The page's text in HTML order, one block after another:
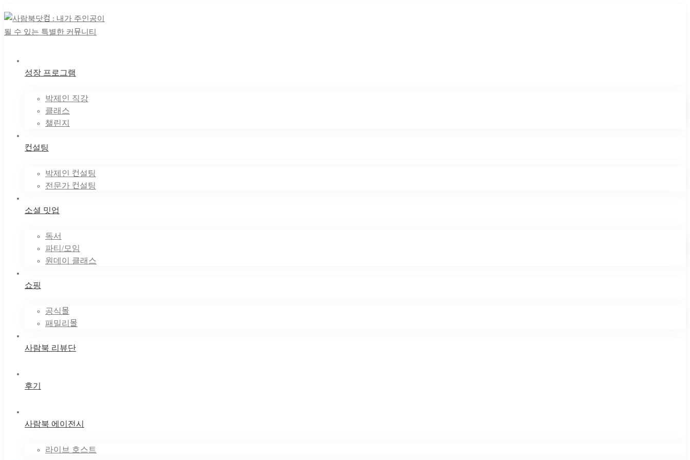
성장 프로그램
박제인 직강
클래스
챌린지
컨설팅
박제인 컨설팅
전문가 컨설팅
소셜 밋업
독서
파티/모임
원데이 클래스
쇼핑
공식몰
패밀리몰
사람북 리뷰단
후기
사람북 에이전시
라이브 호스트